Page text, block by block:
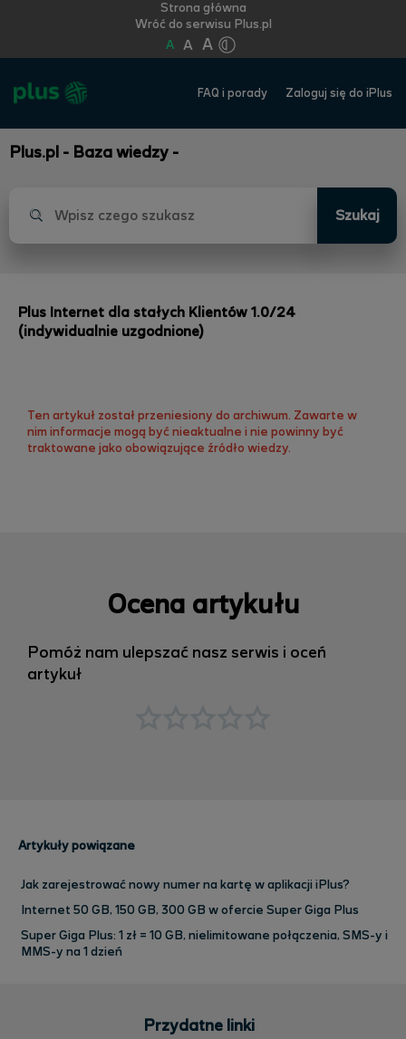
Strona główna
Wróć do serwisu Plus.pl
A A A
FAQ i porady Zaloguj się do iPlus
Plus.pl - Baza wiedzy -
Szukaj
Plus Internet dla stałych Klientów 1.0/24
(indywidualnie uzgodnione)
Ten artykuł został przeniesiony do archiwum. Zawarte w
nim informacje mogą być nieaktualne i nie powinny być
traktowane jako obowiązujące źródło wiedzy.
Ocena artykułu
Pomóż nam ulepszać nasz serwis i oceń
artykuł
Artykuły powiązane
Jak zarejestrować nowy numer na kartę w aplikacji iPlus?
Internet 50 GB, 150 GB, 300 GB w ofercie Super Giga Plus
Super Giga Plus: 1 zł = 10 GB, nielimitowane połączenia, SMS-y i
MMS-y na 1 dzień
Przydatne linki